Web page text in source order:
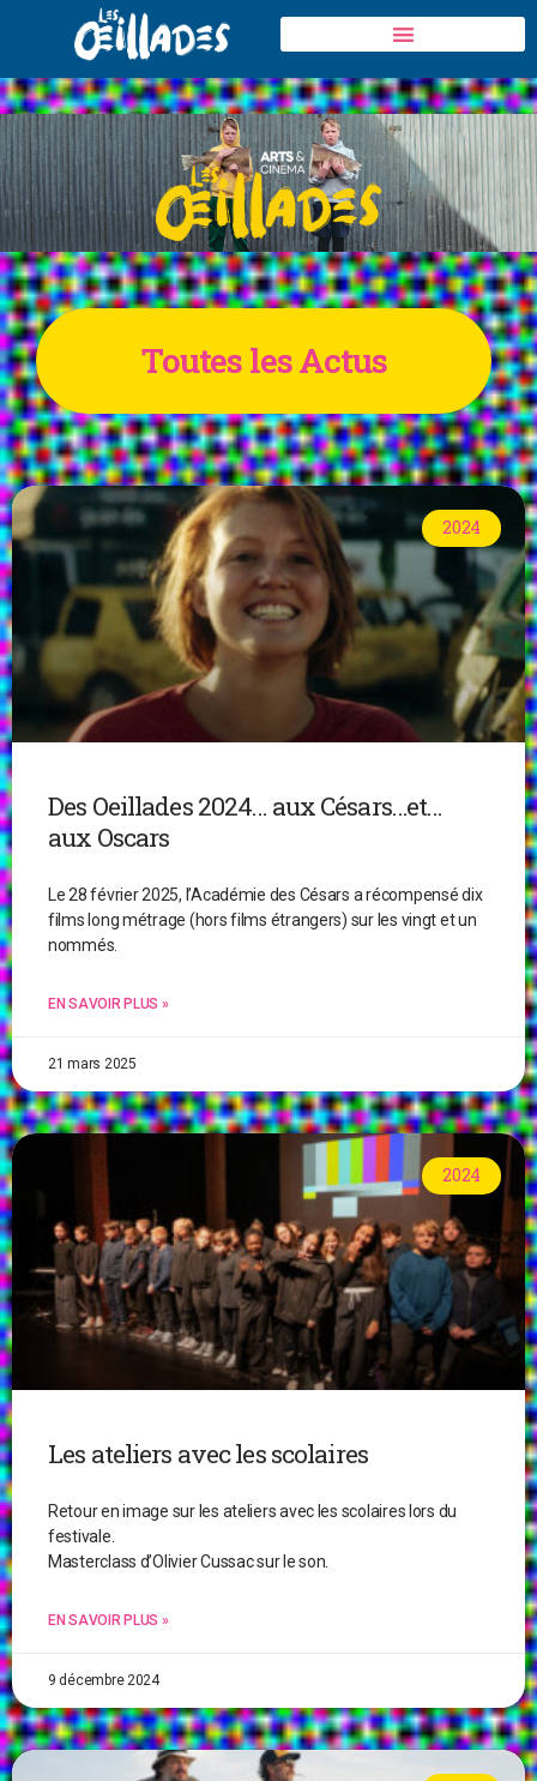
Toutes les Actus
2024
Des Oeillades 2024… aux Césars…et…
aux Oscars
Le 28 février 2025, l’Académie des Césars a récompensé dix
films long métrage (hors films étrangers) sur les vingt et un
nommés.
EN SAVOIR PLUS »
21 mars 2025
2024
Les ateliers avec les scolaires
Retour en image sur les ateliers avec les scolaires lors du
festivale.
Masterclass d’Olivier Cussac sur le son.
EN SAVOIR PLUS »
9 décembre 2024